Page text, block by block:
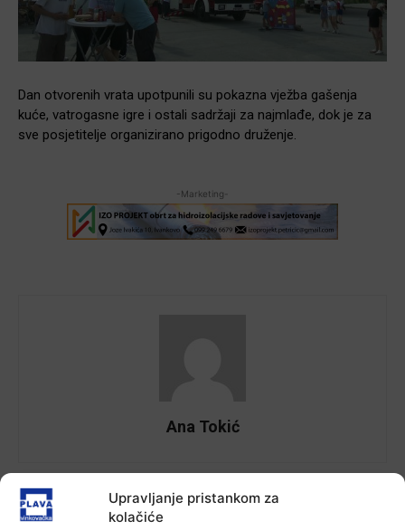
Upravljanje pristankom za
kolačiće
Dan otvorenih vrata upotpunili su pokazna vježba gašenja
kuće, vatrogasne igre i ostali sadržaji za najmlađe, dok je za
sve posjetitelje organizirano prigodno druženje.
-Marketing-
Ana Tokić
Facebook WhatsApp